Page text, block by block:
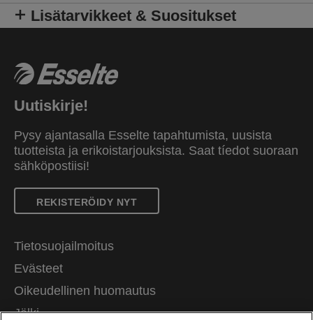
Lisätarvikkeet & Suositukset
Uutiskirje!
Pysy ajantasalla Esselte tapahtumista, uusista
tuotteista ja erikoistarjouksista. Saat tíedot suoraan
sähköpostiisi!
REKISTERÖIDY NYT
Tietosuojailmoitus
Evästeet
Oikeudellinen huomautus
Jälki